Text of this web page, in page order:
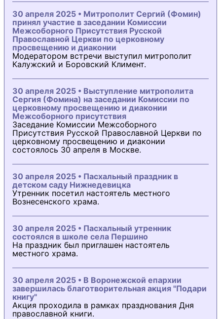
30 апреля 2025 • Митрополит Сергий (Фомин)
принял участие в заседании Комиссии
Межсоборного Присутствия Русской
Православной Церкви по церковному
просвещению и диаконии
Модератором встречи выступил митрополит
Калужский и Боровский Климент.
30 апреля 2025 • Выступление митрополита
Сергия (Фомина) на заседании Комиссии по
церковному просвещению и диаконии
Межсоборного присутствия
Заседание Комиссии Межсоборного
Присутствия Русской Православной Церкви по
церковному просвещению и диаконии
состоялось 30 апреля в Москве.
30 апреля 2025 • Пасхальный праздник в
детском саду Нижнедевицка
Утренник посетил настоятель местного
Вознесенского храма.
30 апреля 2025 • Пасхальный утренник
состоялся в школе села Першино
На праздник был приглашен настоятель
местного храма.
30 апреля 2025 • В Воронежской епархии
завершилась благотворительная акция "Подари
книгу"
Акция проходила в рамках празднования Дня
православной книги.